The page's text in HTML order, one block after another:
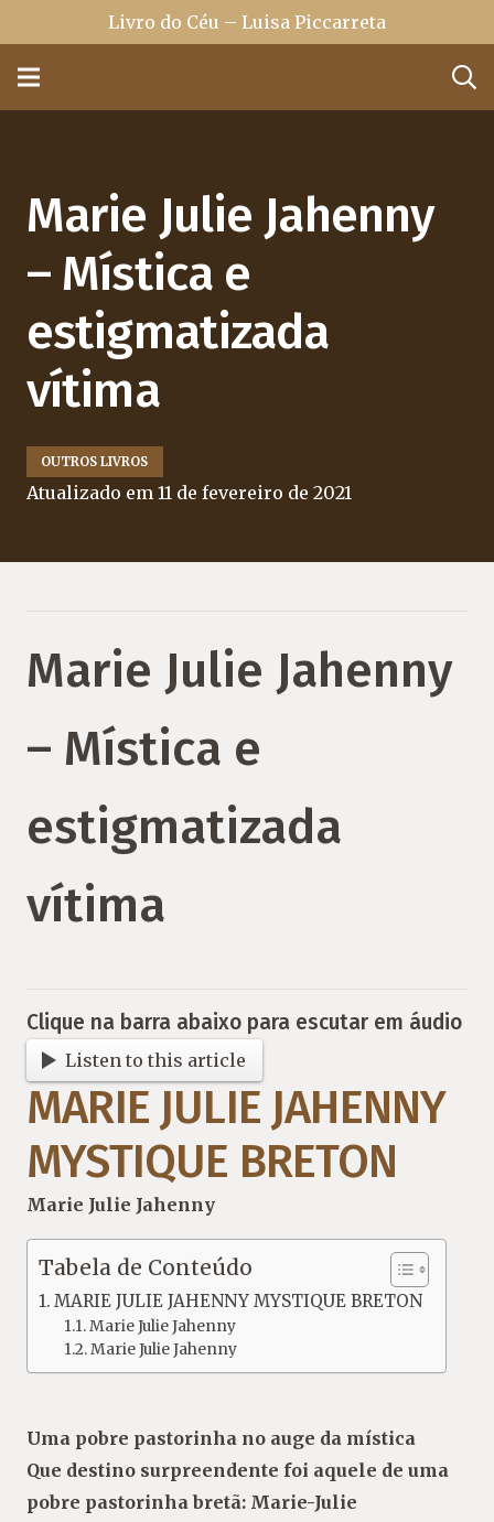
Livro do Céu – Luisa Piccarreta
Marie Julie Jahenny
– Mística e
estigmatizada
vítima
OUTROS LIVROS
Atualizado em 11 de fevereiro de 2021
Marie Julie Jahenny
– Mística e
estigmatizada
vítima
Clique na barra abaixo para escutar em áudio
Listen to this article
MARIE JULIE JAHENNY
MYSTIQUE BRETON
Marie Julie Jahenny
Tabela de Conteúdo
MARIE JULIE JAHENNY MYSTIQUE BRETON
Marie Julie Jahenny
Marie Julie Jahenny
Uma pobre pastorinha no auge da mística
Que destino surpreendente foi aquele de uma
pobre pastorinha bretã: Marie-Julie